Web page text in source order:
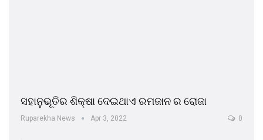
ସହାନୁଭୂତିର ଶିକ୍ଷା ଦେଇଥାଏ ରମଜାନ ର ରୋଜା
Ruparekha News Apr 3, 2022 0